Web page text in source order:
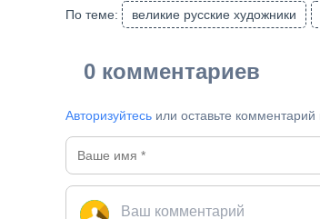
По теме: великие русские художники
0 комментариев
Авторизуйтесь или оставьте комментарий